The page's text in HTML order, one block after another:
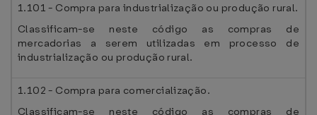
1.101 - Compra para industrialização ou produção rural.
Classificam-se neste código as compras de
mercadorias a serem utilizadas em processo de
industrialização ou produção rural.
1.102 - Compra para comercialização.
Classificam-se neste código as compras de